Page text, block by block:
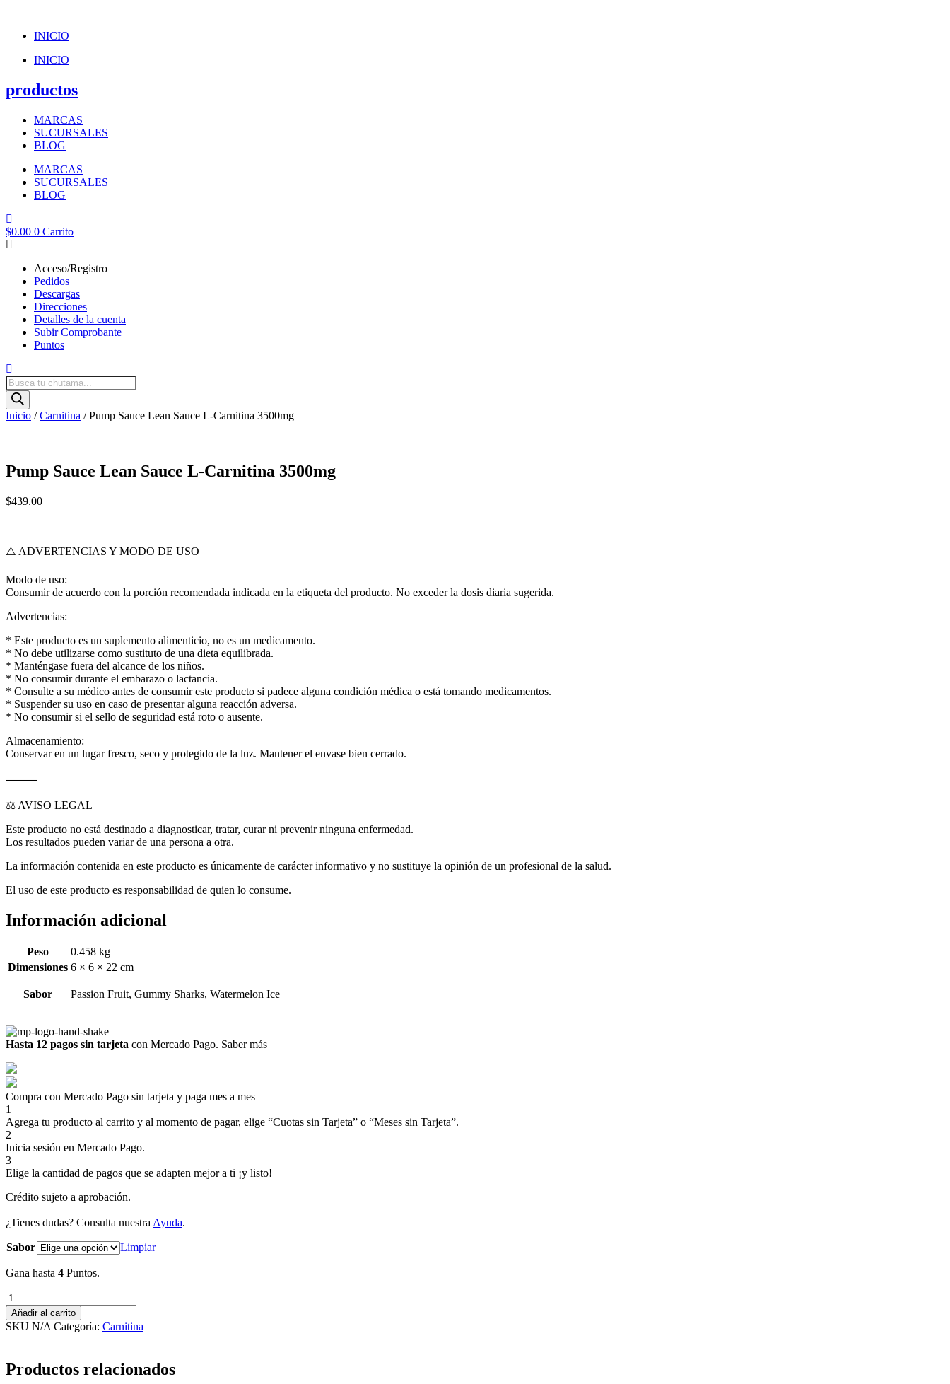
contenidoINICIO
INICIO
productos
MARCAS
SUCURSALES
BLOG
MARCAS
SUCURSALES
BLOG
$0.00 0 Carrito
Acceso/Registro
Pedidos
Descargas
Direcciones
Detalles de la cuenta
Subir Comprobante
Puntos
Products
search
Inicio /Carnitina / Pump Sauce Lean Sauce L-Carnitina 3500mg
Pump Sauce Lean Sauce L-Carnitina 3500mg
$439.00
⚠️ ADVERTENCIAS Y MODO DE USO
Modo de uso:
Consumir de acuerdo con la porción recomendada indicada en la etiqueta del producto. No exceder la dosis diaria sugerida.
Advertencias:
* Este producto es un suplemento alimenticio, no es un medicamento.
* No debe utilizarse como sustituto de una dieta equilibrada.
* Manténgase fuera del alcance de los niños.
* No consumir durante el embarazo o lactancia.
* Consulte a su médico antes de consumir este producto si padece alguna condición médica o está tomando medicamentos.
* Suspender su uso en caso de presentar alguna reacción adversa.
* No consumir si el sello de seguridad está roto o ausente.
Almacenamiento:
Conservar en un lugar fresco, seco y protegido de la luz. Mantener el envase bien cerrado.
⸻
⚖️ AVISO LEGAL
Este producto no está destinado a diagnosticar, tratar, curar ni prevenir ninguna enfermedad.
Los resultados pueden variar de una persona a otra.
La información contenida en este producto es únicamente de carácter informativo y no sustituye la opinión de un profesional de la salud.
El uso de este producto es responsabilidad de quien lo consume.
Información adicional
Peso
0.458 kg
Dimensiones 6 × 6 × 22 cm
Sabor Passion Fruit, Gummy Sharks, Watermelon Ice
Hasta 12 pagos sin tarjeta con Mercado Pago. Saber más
Compra con Mercado Pago sin tarjeta y paga mes a mes
1
Agrega tu producto al carrito y al momento de pagar, elige “Cuotas sin Tarjeta” o “Meses sin Tarjeta”.
2
Inicia sesión en Mercado Pago.
3
Elige la cantidad de pagos que se adapten mejor a ti ¡y listo!
Crédito sujeto a aprobación.
¿Tienes dudas? Consulta nuestraAyuda.
Sabor Limpiar
Gana hasta 4 Puntos.
Pump
Sauce
Lean
Sauce
Carnitina
3500mg
Añadir al carrito
SKU N/ACategoría: Carnitina
Productos relacionados